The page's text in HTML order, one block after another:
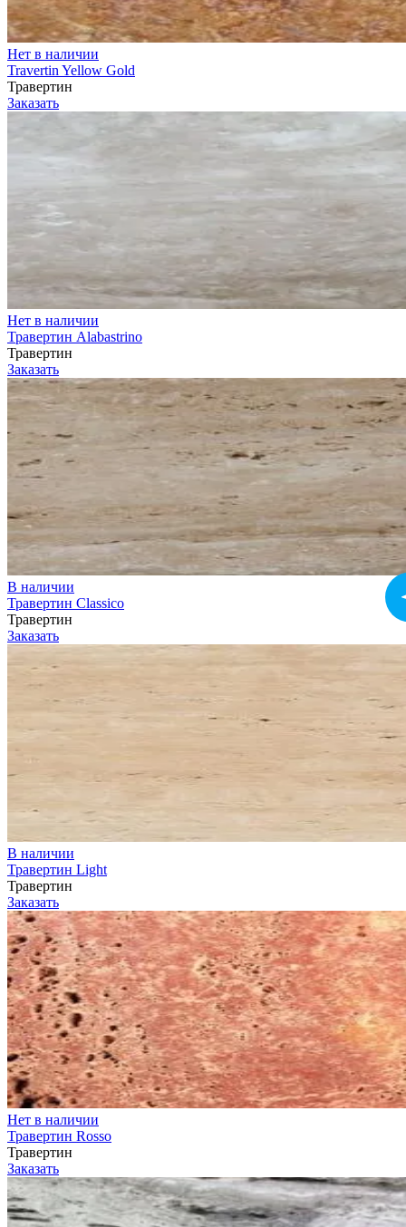
Нет в наличии
Travertin Yellow Gold
Травертин
Заказать
Нет в наличии
Травертин Alabastrino
Травертин
Заказать
В наличии
Травертин Classico
Травертин
Заказать
В наличии
Травертин Light
Травертин
Заказать
Нет в наличии
Травертин Rosso
Травертин
Заказать